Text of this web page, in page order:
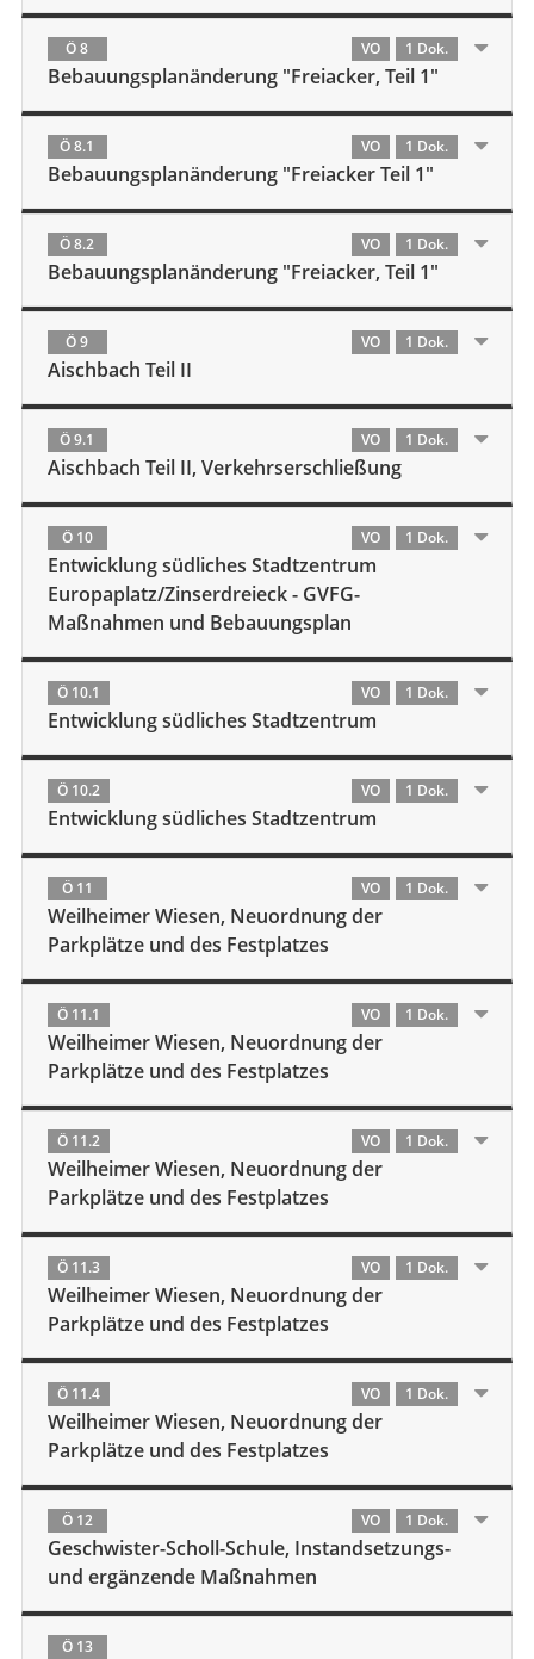
Ö 8 VO 1 Dok.
Bebauungsplanänderung "Freiacker, Teil 1"
Ö 8.1 VO 1 Dok.
Bebauungsplanänderung "Freiacker Teil 1"
Ö 8.2 VO 1 Dok.
Bebauungsplanänderung "Freiacker, Teil 1"
Ö 9 VO 1 Dok.
Aischbach Teil II
Ö 9.1 VO 1 Dok.
Aischbach Teil II, Verkehrserschließung
Ö 10 VO 1 Dok.
Entwicklung südliches Stadtzentrum
Europaplatz/Zinserdreieck - GVFG-
Maßnahmen und Bebauungsplan
Ö 10.1 VO 1 Dok.
Entwicklung südliches Stadtzentrum
Ö 10.2 VO 1 Dok.
Entwicklung südliches Stadtzentrum
Ö 11 VO 1 Dok.
Weilheimer Wiesen, Neuordnung der
Parkplätze und des Festplatzes
Ö 11.1 VO 1 Dok.
Weilheimer Wiesen, Neuordnung der
Parkplätze und des Festplatzes
Ö 11.2 VO 1 Dok.
Weilheimer Wiesen, Neuordnung der
Parkplätze und des Festplatzes
Ö 11.3 VO 1 Dok.
Weilheimer Wiesen, Neuordnung der
Parkplätze und des Festplatzes
Ö 11.4 VO 1 Dok.
Weilheimer Wiesen, Neuordnung der
Parkplätze und des Festplatzes
Ö 12 VO 1 Dok.
Geschwister-Scholl-Schule, Instandsetzungs-
und ergänzende Maßnahmen
Ö 13